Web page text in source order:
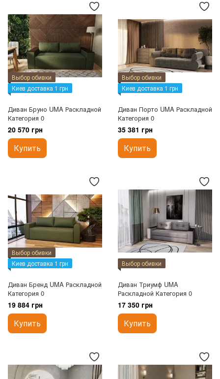
Выбор обивки
Киев доставка 1 грн
Диван Бруно UMA Раскладной
Категория 0
20 570 грн
Купить
Выбор обивки
Киев доставка 1 грн
Диван Порто UMA Раскладной
Категория 0
35 381 грн
Купить
Выбор обивки
Киев доставка 1 грн
Диван Бренд UMA Раскладной
Категория 0
19 884 грн
Купить
Выбор обивки
Диван Триумф UMA
Раскладной Категория 0
17 350 грн
Купить